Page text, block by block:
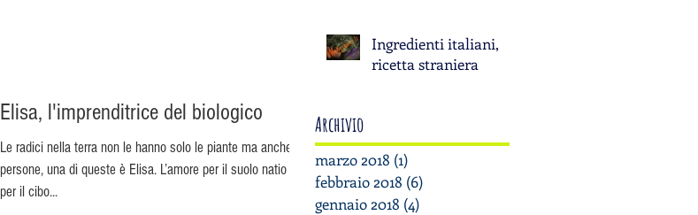
Elisa, l'imprenditrice del biologico
Le radici nella terra non le hanno solo le piante ma anche le
persone, una di queste è Elisa. L’amore per il suolo natio e
per il cibo...
Ingredienti italiani,
ricetta straniera
Archivio
marzo 2018 (1)
febbraio 2018 (6)
gennaio 2018 (4)